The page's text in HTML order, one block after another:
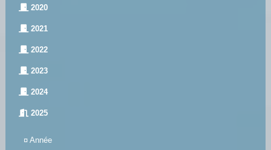
2020
2021
2022
2023
2024
2025
¤ Année